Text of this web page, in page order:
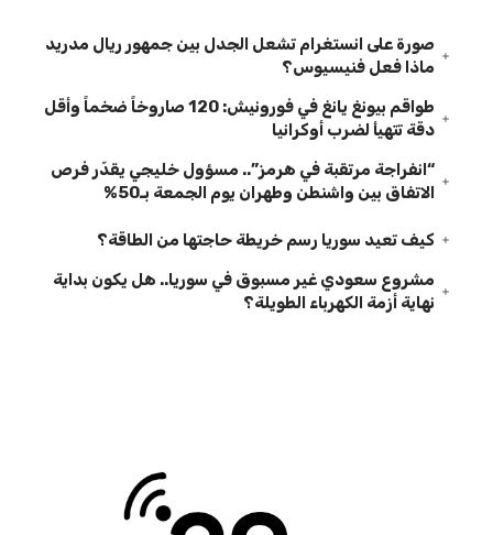
صورة على انستغرام تشعل الجدل بين جمهور ريال مدريد
ماذا فعل فنيسيوس؟
طواقم بيونغ يانغ في فورونيش: 120 صاروخاً ضخماً وأقل
دقة تتهيأ لضرب أوكرانيا
“انفراجة مرتقبة في هرمز”.. مسؤول خليجي يقدّر فرص
الاتفاق بين واشنطن وطهران يوم الجمعة بـ50%
كيف تعيد سوريا رسم خريطة حاجتها من الطاقة؟
مشروع سعودي غير مسبوق في سوريا.. هل يكون بداية
نهاية أزمة الكهرباء الطويلة؟